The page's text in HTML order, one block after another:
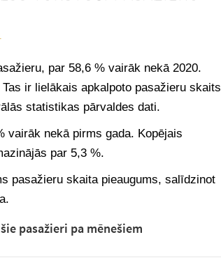
par 58,6 % vairāk nekā 2020.
ir lielākais apkalpoto pasažieru skaits
statistikas pārvaldes dati.
vairāk nekā pirms gada. Kopējais
par 5,3 %.
pasažieru skaita pieaugums, salīdzinot